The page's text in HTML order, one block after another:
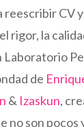
CV
rigor, la
de
& Izaskun,
no son